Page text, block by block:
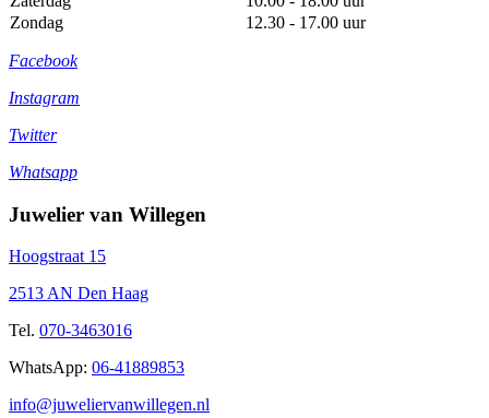
Zondag
12.30 - 17.00 uur
Facebook
Instagram
Twitter
Whatsapp
Juwelier van Willegen
Hoogstraat 15
2513 AN Den Haag
Tel. 070-3463016
WhatsApp: 06-41889853
info@juweliervanwillegen.nl